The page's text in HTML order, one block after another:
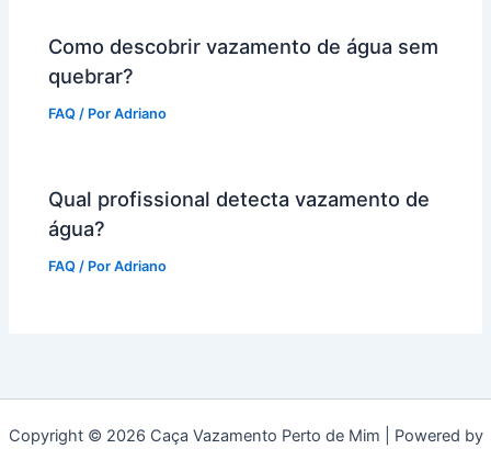
Como descobrir vazamento de água sem
quebrar?
FAQ / PorAdriano
Qual profissional detecta vazamento de
água?
FAQ / PorAdriano
Copyright © 2026 Caça Vazamento Perto de Mim | Powered by